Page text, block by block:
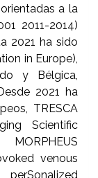
a la
2011-2014)
2021 ha sido
in Europe),
y Bélgica,
2021 ha
TRESCA
Scientific
venous